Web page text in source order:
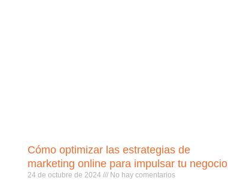
Cómo optimizar las estrategias de
marketing online para impulsar tu negocio
24 de octubre de 2024 No hay comentarios